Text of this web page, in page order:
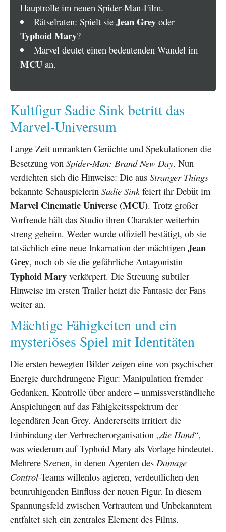
Hauptrolle im neuen Spider-Man-Film.
Rätselraten: Spielt sie Jean Greyoder
Typhoid Mary?
Marvel deutet einen bedeutenden Wandel im
MCU an.
Kultfigur Sadie Sink betritt das
Marvel-Universum
Lange Zeit umrankten Gerüchte und Spekulationen die
Besetzung von Spider-Man: Brand New Day. Nun
verdichten sich die Hinweise: Die aus Stranger Things
bekannte Schauspielerin Sadie Sinkfeiert ihr Debüt im
Marvel Cinematic Universe (MCU). Trotz großer
Vorfreude hält das Studio ihren Charakter weiterhin
streng geheim. Weder wurde offiziell bestätigt, ob sie
tatsächlich eine neue Inkarnation der mächtigen Jean
Grey, noch ob sie die gefährliche Antagonistin
Typhoid Mary verkörpert. Die Streuung subtiler
Hinweise im ersten Trailer heizt die Fantasie der Fans
weiter an.
Mächtige Fähigkeiten und ein
mysteriöses Spiel mit Identitäten
Die ersten bewegten Bilder zeigen eine von psychischer
Energie durchdrungene Figur: Manipulation fremder
Gedanken, Kontrolle über andere – unmissverständliche
Anspielungen auf das Fähigkeitsspektrum der
legendären Jean Grey. Andererseits irritiert die
Einbindung der Verbrecherorganisation „die Hand“,
was wiederum auf Typhoid Mary als Vorlage hindeutet.
Mehrere Szenen, in denen Agenten des Damage
Control-Teams willenlos agieren, verdeutlichen den
beunruhigenden Einfluss der neuen Figur. In diesem
Spannungsfeld zwischen Vertrautem und Unbekanntem
entfaltet sich ein zentrales Element des Films.